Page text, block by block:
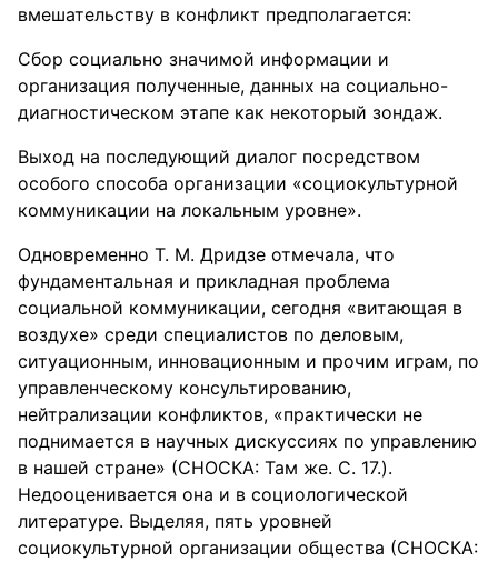
вмешательству в конфликт предполагается:
Сбор социально значимой информации и
организация полученные, данных на социально-
диагностическом этапе как некоторый зондаж.
Выход на последующий диалог посредством
особого способа организации «социокультурной
коммуникации на локальным уровне».
Одновременно Т. М. Дридзе отмечала, что
фундаментальная и прикладная проблема
социальной коммуникации, сегодня «витающая в
воздухе» среди специалистов по деловым,
ситуационным, инновационным и прочим играм, по
управленческому консультированию,
нейтрализации конфликтов, «практически не
поднимается в научных дискуссиях по управлению
в нашей стране» (СНОСКА: Там же. С. 17.).
Недооценивается она и в социологической
литературе. Выделяя, пять уровней
социокультурной организации общества (СНОСКА: